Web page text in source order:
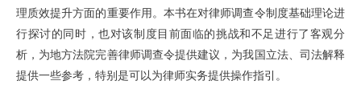
理质效提升方面的重要作用。本书在对律师调查令制度基础理论进
行探讨的同时，也对该制度目前面临的挑战和不足进行了客观分
析，为地方法院完善律师调查令提供建议，为我国立法、司法解释
提供一些参考，特别是可以为律师实务提供操作指引。